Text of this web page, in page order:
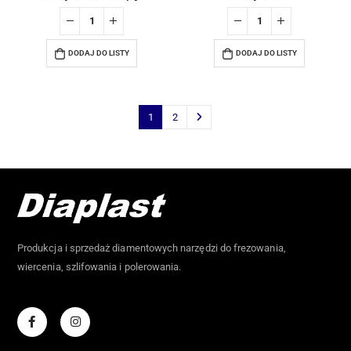
DODAJ DO LISTY DODAJ DO LISTY
1 2
Produkcja i sprzedaż diamentowych narzędzi do frezowania,
wiercenia, szlifowania i polerowania.